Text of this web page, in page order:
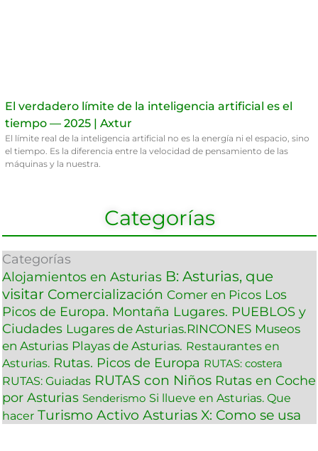
El verdadero límite de la inteligencia artificial es el
tiempo — 2025 | Axtur
El límite real de la inteligencia artificial no es la energía ni el espacio, sino
el tiempo. Es la diferencia entre la velocidad de pensamiento de las
máquinas y la nuestra.
Categorías
Categorías
Alojamientos en Asturias B: Asturias, que
visitar Comercialización Comer en Picos Los
Picos de Europa. Montaña Lugares. PUEBLOS y
Ciudades Lugares de Asturias.RINCONES Museos
en Asturias Playas de Asturias. Restaurantes en
Asturias. Rutas. Picos de Europa RUTAS: costera
RUTAS: Guiadas RUTAS con Niños Rutas en Coche
por Asturias Senderismo Si llueve en Asturias. Que
hacer Turismo Activo Asturias X: Como se usa